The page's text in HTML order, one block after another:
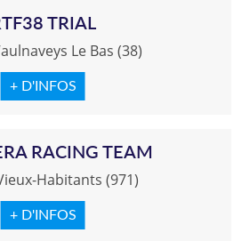
TRIAL
Le Bas (38)
+ D'INFOS
RACING TEAM
Habitants (971)
+ D'INFOS